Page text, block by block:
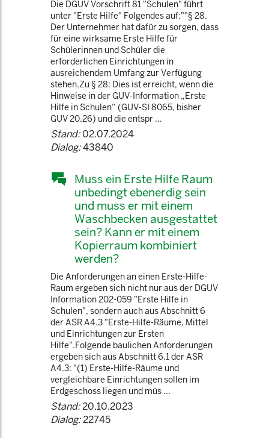
Die DGUV Vorschrift 81 "Schulen" führt
unter "Erste Hilfe" Folgendes auf:""§ 28.
Der Unternehmer hat dafür zu sorgen, dass
für eine wirksame Erste Hilfe für
Schülerinnen und Schüler die
erforderlichen Einrichtungen in
ausreichendem Umfang zur Verfügung
stehen.Zu § 28: Dies ist erreicht, wenn die
Hinweise in der GUV-Information „Erste
Hilfe in Schulen“ (GUV-SI 8065, bisher
GUV 20.26) und die entspr ...
Stand:02.07.2024
Dialog:43840
Muss ein Erste Hilfe Raum
unbedingt ebenerdig sein
und muss er mit einem
Waschbecken ausgestattet
sein? Kann er mit einem
Kopierraum kombiniert
werden?
Die Anforderungen an einen Erste-Hilfe-
Raum ergeben sich nicht nur aus der DGUV
Information 202-059 "Erste Hilfe in
Schulen", sondern auch aus Abschnitt 6
der ASR A4.3 "Erste-Hilfe-Räume, Mittel
und Einrichtungen zur Ersten
Hilfe".Folgende baulichen Anforderungen
ergeben sich aus Abschnitt 6.1 der ASR
A4.3: "(1) Erste-Hilfe-Räume und
vergleichbare Einrichtungen sollen im
Erdgeschoss liegen und müs ...
Stand:20.10.2023
Dialog:22745